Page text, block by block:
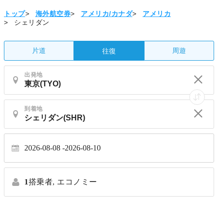
トップ> 海外航空券> アメリカ/カナダ>
アメリカ
>
シェリダン
片道 往復 周遊
出発地
到着地
2026-08-08 2026-08-10
1搭乗者, エコノミー